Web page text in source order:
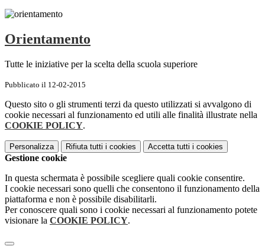
Orientamento
Tutte le iniziative per la scelta della scuola superiore
Pubblicato il 12-02-2015
Questo sito o gli strumenti terzi da questo utilizzati si avvalgono di
cookie necessari al funzionamento ed utili alle finalità illustrate nella
COOKIE POLICY.
Personalizza Rifiuta tutti i cookies Accetta tutti i cookies
Gestione cookie
In questa schermata è possibile scegliere quali cookie consentire.
I cookie necessari sono quelli che consentono il funzionamento della
piattaforma e non è possibile disabilitarli.
Per conoscere quali sono i cookie necessari al funzionamento potete
visionare la COOKIE POLICY.